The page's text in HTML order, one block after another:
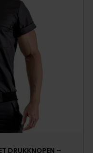
DRUKKNOPEN –